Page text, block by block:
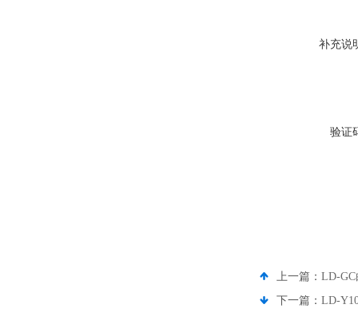
补充说
验证
上一篇： LD-
下一篇： LD-